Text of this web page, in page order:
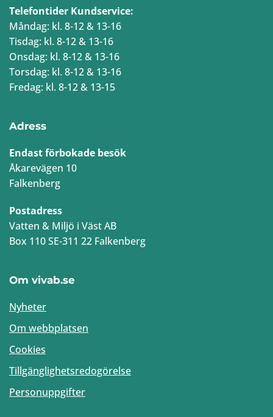
Telefontider Kundservice:
Måndag: kl. 8-12 & 13-16
Tisdag: kl. 8-12 & 13-16
Onsdag: kl. 8-12 & 13-16
Torsdag: kl. 8-12 & 13-16
Fredag: kl. 8-12 & 13-15
Adress
Endast förbokade besök
Åkarevägen 10
Falkenberg
Postadress
Vatten & Miljö i Väst AB
Box 110 SE-311 22 Falkenberg
Om vivab.se
Nyheter
Om webbplatsen
Cookies
Tillgänglighetsredogörelse
Personuppgifter